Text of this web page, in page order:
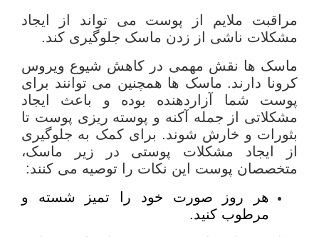
مراقبت ملایم از پوست می تواند از ایجاد
مشکلات ناشی از زدن ماسک جلوگیری کند.
ماسک ها نقش مهمی در کاهش شیوع ویروس
کرونا دارند. ماسک ها همچنین می توانند برای
پوست شما آزاردهنده بوده و باعث ایجاد
مشکلاتی از جمله آکنه و پوسته ریزی پوست تا
بثورات و خارش شوند. برای کمک به جلوگیری
از ایجاد مشکلات پوستی در زیر ماسک،
متخصصان پوست این نکات را توصیه می کنند:
هر روز صورت خود را تمیز شسته و
مرطوب کنید.